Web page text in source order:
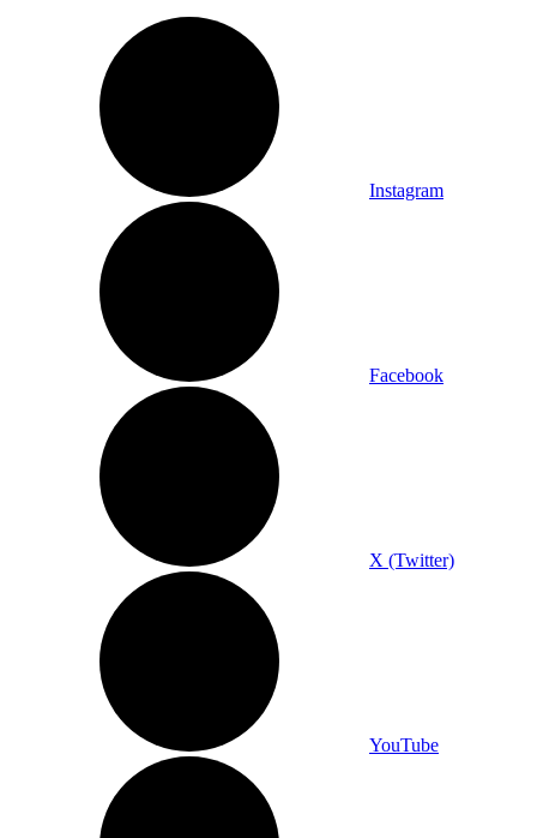
Instagram
Facebook
X (Twitter)
YouTube